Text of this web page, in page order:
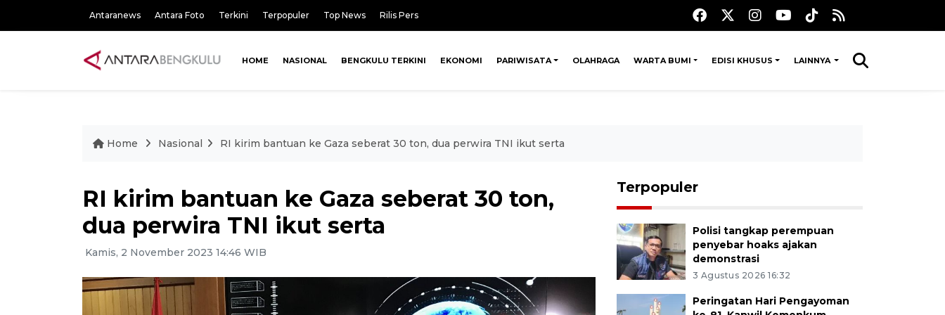
Antaranews Antara Foto Terkini Terpopuler Top News Rilis Pers
HOME NASIONAL BENGKULU TERKINI EKONOMI PARIWISATA OLAHRAGA WARTA BUMI EDISI KHUSUS LAINNYA
Home Nasional RI kirim bantuan ke Gaza seberat 30 ton, dua perwira TNI ikut serta
RI kirim bantuan ke Gaza seberat 30 ton,
dua perwira TNI ikut serta
Kamis, 2 November 2023 14:46 WIB
Terpopuler
Polisi tangkap perempuan
penyebar hoaks ajakan
demonstrasi
3 Agustus 2026 16:32
Peringatan Hari Pengayoman